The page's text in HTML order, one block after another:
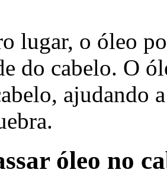
lugar, o óleo
do cabelo. O
ajudando
óleo no